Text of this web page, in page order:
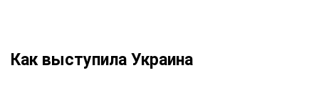
Как выступила Украина